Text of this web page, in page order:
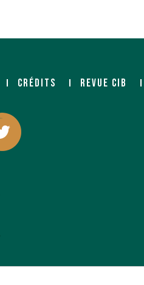
CRÉDITS REVUE CIB